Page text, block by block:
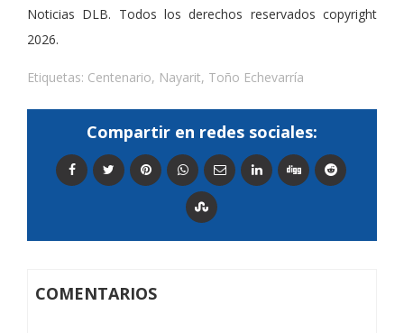
Noticias DLB. Todos los derechos reservados copyright
2026.
Etiquetas: Centenario, Nayarit, Toño Echevarría
Compartir en redes sociales:
COMENTARIOS